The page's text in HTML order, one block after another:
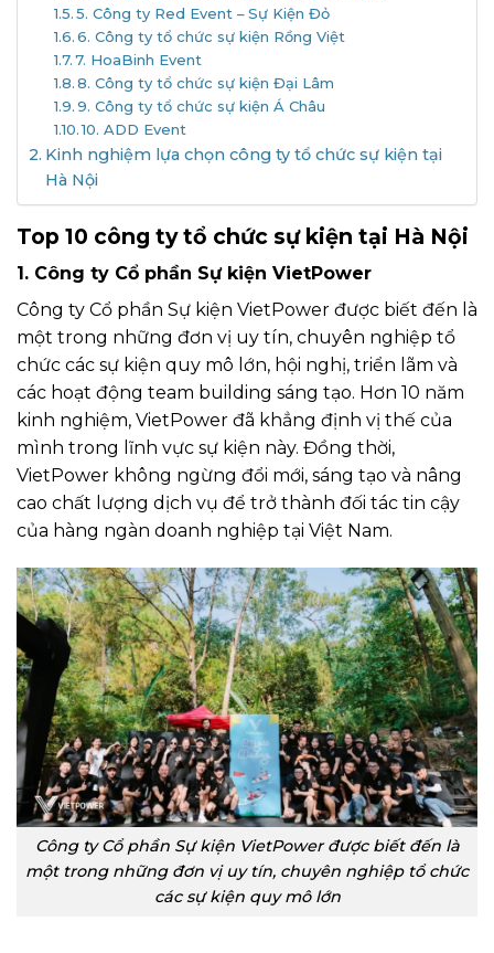
5. Công ty Red Event – Sự Kiện Đỏ
6. Công ty tổ chức sự kiện Rồng Việt
7. HoaBinh Event
8. Công ty tổ chức sự kiện Đại Lâm
9. Công ty tổ chức sự kiện Á Châu
10. ADD Event
Kinh nghiệm lựa chọn công ty tổ chức sự kiện tại
Hà Nội
Top 10 công ty tổ chức sự kiện tại Hà Nội
1. Công ty Cổ phần Sự kiện VietPower
Công ty Cổ phần Sự kiện VietPower được biết đến là
một trong những đơn vị uy tín, chuyên nghiệp tổ
chức các sự kiện quy mô lớn, hội nghị, triển lãm và
các hoạt động team building sáng tạo. Hơn 10 năm
kinh nghiệm, VietPower đã khẳng định vị thế của
mình trong lĩnh vực sự kiện này. Đồng thời,
VietPower không ngừng đổi mới, sáng tạo và nâng
cao chất lượng dịch vụ để trở thành đối tác tin cậy
của hàng ngàn doanh nghiệp tại Việt Nam.
Công ty Cổ phần Sự kiện VietPower được biết đến là
một trong những đơn vị uy tín, chuyên nghiệp tổ chức
các sự kiện quy mô lớn